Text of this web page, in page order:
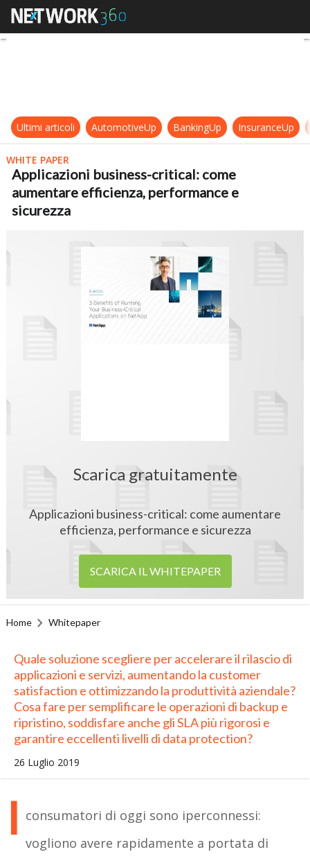
Applicazioni business-critical:
Ultimi articoli AutomotiveUp BankingUp InsuranceUp
WHITE PAPER
Applicazioni business-critical: come
aumentare efficienza, performance e
sicurezza
Scarica gratuitamente
Applicazioni business-critical: come aumentare
efficienza, performance e sicurezza
SCARICA IL WHITEPAPER
Home Whitepaper
Quale soluzione scegliere per accelerare il rilascio di
applicazioni e servizi, aumentando la customer
satisfaction e ottimizzando la produttività aziendale?
Cosa fare per semplificare le operazioni di backup e
ripristino, soddisfare anche gli SLA più rigorosi e
garantire eccellenti livelli di data protection?
26 Luglio 2019
I consumatori di oggi sono iperconnessi:
vogliono avere rapidamente a portata di